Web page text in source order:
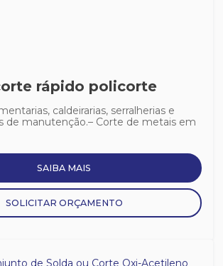
rápido policorte
caldeirarias, serralherias e
de manutenção.– Corte de metais em
SAIBA MAIS
SOLICITAR ORÇAMENTO